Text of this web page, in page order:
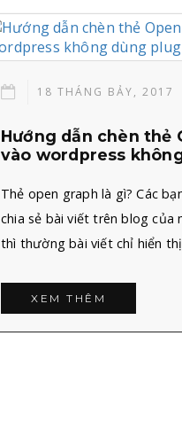
18 THÁNG BẢY, 2017
Hướng dẫn chèn thẻ
vào wordpress
Thẻ open graph là gì? Các
chia sẻ bài viết trên blog của
thì thường bài viết chỉ hiển
XEM THÊM